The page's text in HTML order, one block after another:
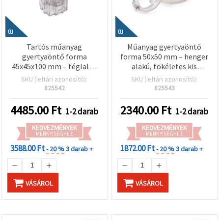
ÚJ
Tartós műanyag
gyertyaöntő forma
45x45x100 mm – téglalap
alakú, modern kézműves
gyertyákhoz és
SKU (leltári azonosító):
825542
4485.00 Ft 1-2 darab
KEDVEZMÉNYEK
MENNYISÉGHEZ
3588.00 Ft- 20 %3 darab +
VÁSÁROL
ÚJ
Műanyag gyertyaöntő
forma 50x50 mm – henger
alakú, tökéletes kis
kézműves gyertyákhoz és
kreatív dekorációhoz
SKU (leltári azonosító):
825543
2340.00 Ft 1-2 darab
KEDVEZMÉNYEK
MENNYISÉGHEZ
1872.00 Ft- 20 %3 darab +
VÁSÁROL